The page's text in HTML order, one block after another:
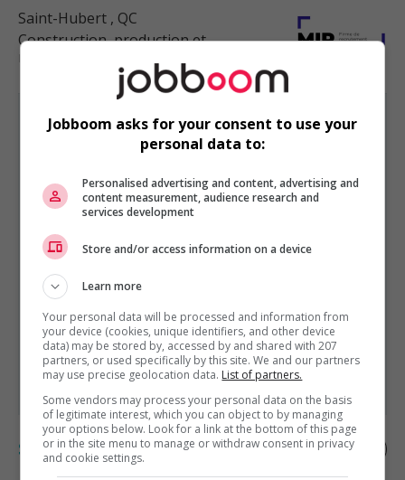
Saint-Hubert , QC
Construction, production et
CONSTRUCTION, PRODUCTION ET MANUTENTION
EST PRÉSENTÉ PAR
Excel Personnel inc. Montréal, Québec
Autres offres de l'entreprise
Aide-opérateur cnc
Cariste/ raymond reach
Préparateur de commandes
Journalier/assembleur
Cariste/manutentionnaire
Cariste
Soudeur-monteur
Jobboom asks for your consent to use your
personal data to:
Personalised advertising and content, advertising and
content measurement, audience research and
services development
Store and/or access information on a device
Learn more
Your personal data will be processed and information from
your device (cookies, unique identifiers, and other device
data) may be stored by, accessed by and shared with 207
partners, or used specifically by this site. We and our partners
may use precise geolocation data. List of partners.
Some vendors may process your personal data on the basis
of legitimate interest, which you can object to by managing
your options below. Look for a link at the bottom of this page
or in the site menu to manage or withdraw consent in privacy
and cookie settings.